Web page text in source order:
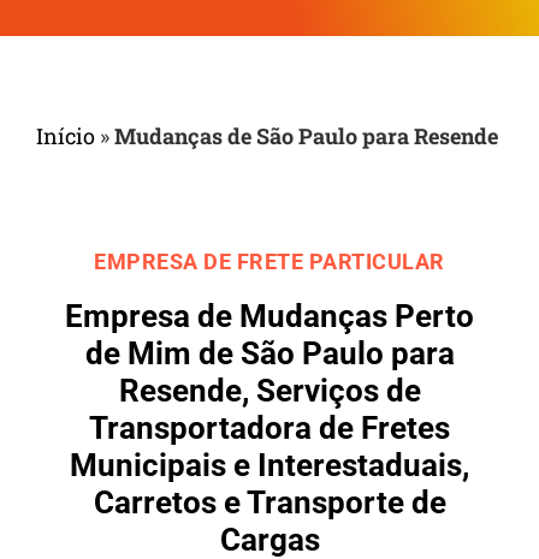
Início »Mudanças de São Paulo para Resende
EMPRESA DE FRETE PARTICULAR
Empresa de Mudanças Perto
de Mim de São Paulo para
Resende, Serviços de
Transportadora de Fretes
Municipais e Interestaduais,
Carretos e Transporte de
Cargas